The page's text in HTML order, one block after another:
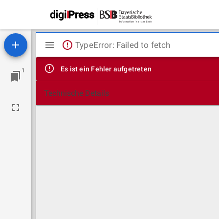
1
Mirador
Viewer
TypeError: Failed to fetch
Es ist ein Fehler aufgetreten
Technische Details